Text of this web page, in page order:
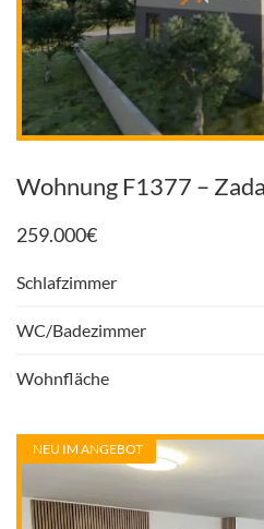
Wohnung F1377 –
259.000€
Schlafzimmer
WC/Badezimmer
Wohnfläche
NEU IM ANGEBOT